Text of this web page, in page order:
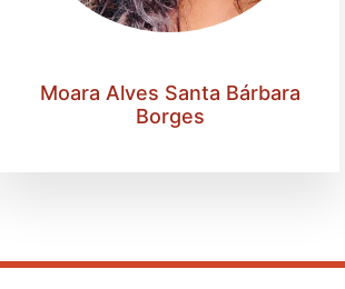
Moara Alves Santa Bárbara
Borges